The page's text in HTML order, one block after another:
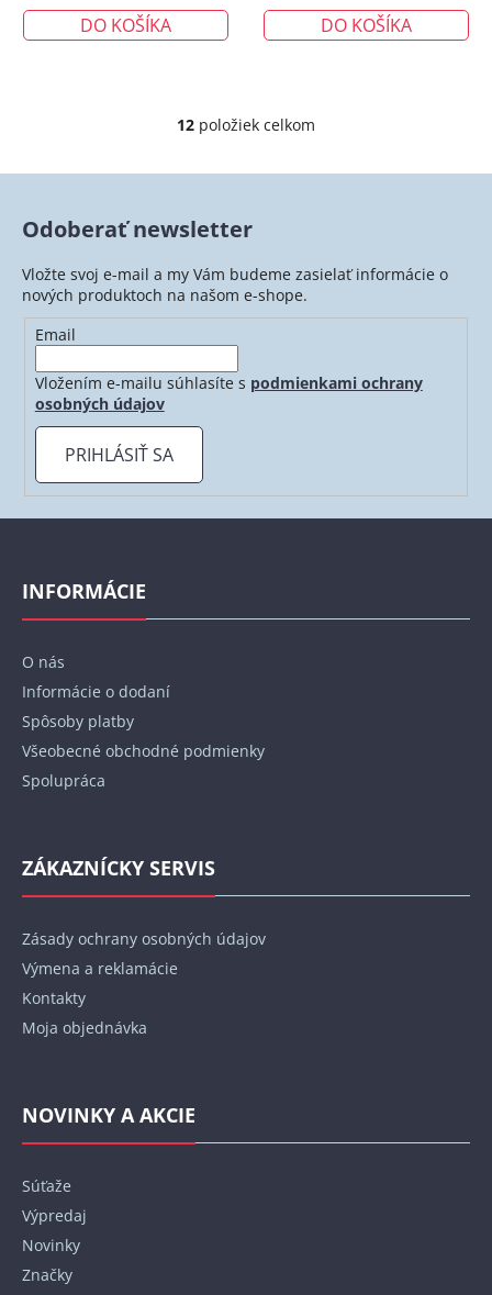
DO KOŠÍKA DO KOŠÍKA
O
l
d
c
i
e
r
v
ý
p
12 položiek celkom
Odoberať newsletter
Vložte svoj e-mail a my Vám budeme zasielať informácie o
nových produktoch na našom e-shope.
Email
Vložením e-mailu súhlasíte s podmienkami ochrany
osobných údajov
PRIHLÁSIŤ SA
Z
INFORMÁCIE
O nás
Informácie o dodaní
Spôsoby platby
Všeobecné obchodné podmienky
Spolupráca
ZÁKAZNÍCKY SERVIS
Zásady ochrany osobných údajov
Výmena a reklamácie
Kontakty
Moja objednávka
NOVINKY A AKCIE
Súťaže
Výpredaj
Novinky
Značky